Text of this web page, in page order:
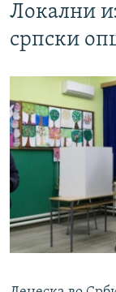
Локални
српски